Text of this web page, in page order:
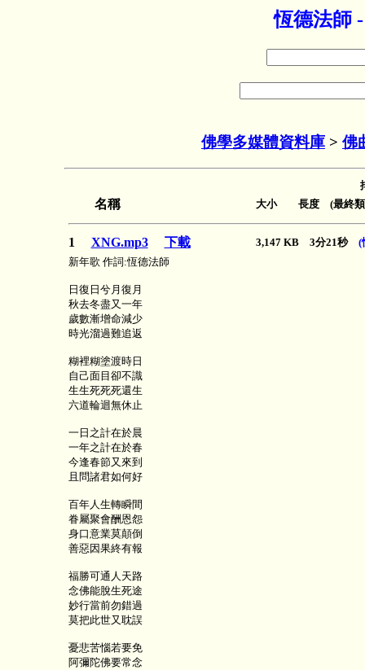
恆德法師
佛學多媒體資料庫 > 佛
名稱 大小 長度 (最終類
1 XNG.mp3 下載 3,147 KB 3分21秒 (
新年歌 作詞:恆德法師
日復日兮月復月
秋去冬盡又一年
歲數漸增命減少
時光溜過難追返
糊裡糊塗渡時日
自己面目卻不識
生生死死死還生
六道輪迴無休止
一日之計在於晨
一年之計在於春
今逢春節又來到
且問諸君如何好
百年人生轉瞬間
眷屬聚會酬恩怨
身口意業莫顛倒
善惡因果終有報
福勝可通人天路
念佛能脫生死途
妙行當前勿錯過
莫把此世又耽誤
憂悲苦惱若要免
阿彌陀佛要常念